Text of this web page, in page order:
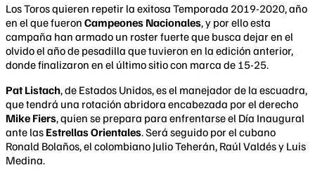
Los Toros quieren repetir la exitosa Temporada 2019-2020, año
en el que fueron Campeones Nacionales, y por ello esta
campaña han armado un roster fuerte que busca dejar en el
olvido el año de pesadilla que tuvieron en la edición anterior,
donde finalizaron en el último sitio con marca de 15-25.
Pat Listach, de Estados Unidos, es el manejador de la escuadra,
que tendrá una rotación abridora encabezada por el derecho
Mike Fiers, quien se prepara para enfrentarse el Día Inaugural
ante las Estrellas Orientales. Será seguido por el cubano
Ronald Bolaños, el colombiano Julio Teherán, Raúl Valdés y Luis
Medina.